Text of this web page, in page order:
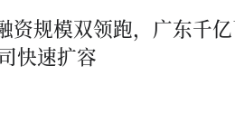
资规模双领跑，广东千
快速扩容